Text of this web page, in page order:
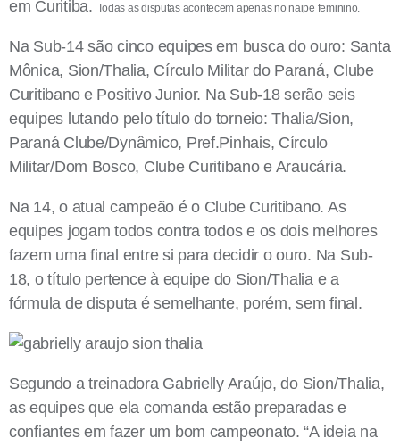
em Curitiba. Todas as disputas acontecem apenas no naipe feminino.
Na Sub-14 são cinco equipes em busca do ouro: Santa
Mônica, Sion/Thalia, Círculo Militar do Paraná, Clube
Curitibano e Positivo Junior. Na Sub-18 serão seis
equipes lutando pelo título do torneio: Thalia/Sion,
Paraná Clube/Dynâmico, Pref.Pinhais, Círculo
Militar/Dom Bosco, Clube Curitibano e Araucária.
Na 14, o atual campeão é o Clube Curitibano. As
equipes jogam todos contra todos e os dois melhores
fazem uma final entre si para decidir o ouro. Na Sub-
18, o título pertence à equipe do Sion/Thalia e a
fórmula de disputa é semelhante, porém, sem final.
Segundo a treinadora Gabrielly Araújo, do Sion/Thalia,
as equipes que ela comanda estão preparadas e
confiantes em fazer um bom campeonato. “A ideia na